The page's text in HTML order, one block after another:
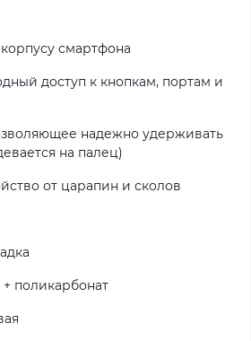
смартфона
доступ к кнопкам, портам и
надежно удерживать
на палец)
от царапин и сколов
поликарбонат